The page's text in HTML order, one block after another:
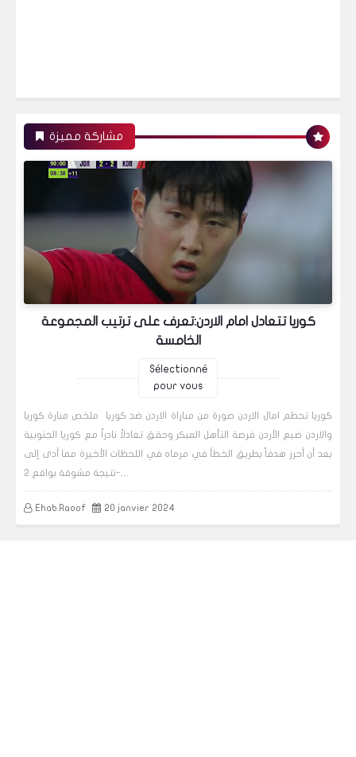
مشاركة مميزة
كوريا تتعادل امام الاردن:تعرف على ترتيب المجموعة
الخامسة
Sélectionné
pour vous
كوريا تحطم امال الاردن صورة من مباراة الاردن ضد كوريا ملخص مبارة كوريا
والاردن ضيع الأردن فرصة التأهل المبكر وحقق تعادلاً نادراً مع كوريا الجنوبية
بعد أن أحرز هدفاً بطريق الخطأ في مرماه في اللحظات الأخيرة مما أدى إلى
نتيجة مشوقة بواقع 2-…
Ehab.Raoof 20 janvier 2024